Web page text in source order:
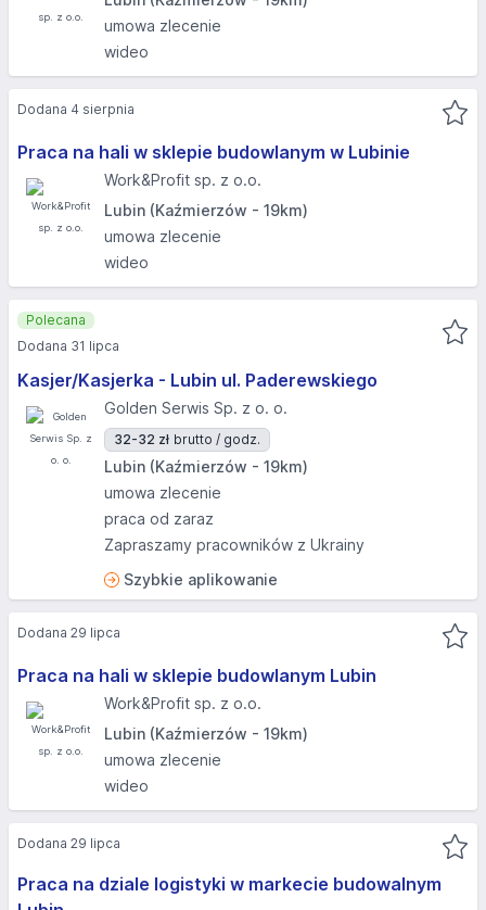
umowa zlecenie
wideo
Praca na hali w sklepie budowlanym w Lubinie
Work&Profit sp. z o.o.
Lubin (Kaźmierzów - 19km)
umowa zlecenie
wideo
Dodana 4 sierpnia
Kasjer/Kasjerka - Lubin ul. Paderewskiego
Golden Serwis Sp. z o. o.
32-32 zł brutto / godz.
Lubin (Kaźmierzów - 19km)
umowa zlecenie
praca od zaraz
Zapraszamy pracowników z Ukrainy
Szybkie aplikowanie
Polecana
Dodana 31 lipca
Praca na hali w sklepie budowlanym Lubin
Work&Profit sp. z o.o.
Lubin (Kaźmierzów - 19km)
umowa zlecenie
wideo
Dodana 29 lipca
Praca na dziale logistyki w markecie budowalnym
Dodana 29 lipca